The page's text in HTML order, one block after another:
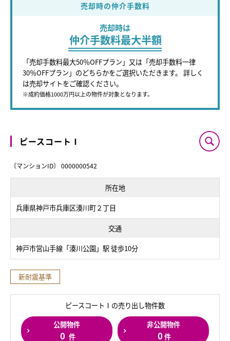
売却時の仲介手数料
売却時は
仲介手数料最大半額
「売却手数料最大50％OFFプラン」又は「売却手数料一律
30％OFFプラン」のどちらかをご選択いただきます。 詳しく
は売却サイトをご確認ください。
※成約価格1000万円以上の物件が対象となります。
ピースコートⅠ
〔マンションID〕 0000000542
所在地
兵庫県神戸市兵庫区湊川町２丁目
交通
神戸市営山手線「湊川公園」駅 徒歩10分
新耐震基準
ピースコートⅠの売り出し物件数
公開物件
0 件
非公開物件
0 件